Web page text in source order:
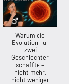
Warum die
Evolution nur
zwei
Geschlechter
schaffte –
nicht mehr,
nicht weniger